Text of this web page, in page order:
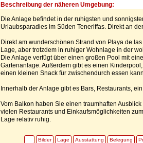
Beschreibung der näheren Umgebung:
Die Anlage befindet in der ruhigsten und
Urlaubsparadies im Süden Teneriffas. Direkt an
Direkt am wunderschönen Strand von Playa de
Lage, aber trotzdem in ruhiger Wohnlage in der
Die Anlage verfügt über einen großen Pool mit
Gartenanlage. Außerdem gibt es einen
einen kleinen Snack für zwischendurch essen kann.
Innerhalb der Anlage gibt es Bars, Restaurants,
Vom Balkon haben Sie einen traumhaften
vielen Restaurants und Einkaufsmöglichkeiten
Lage relativ ruhig.
Bilder Lage Ausstattung Belegung